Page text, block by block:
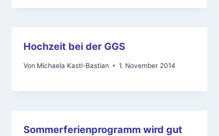
Hochzeit bei der GGS
Von Michaela Kastl-Bastian 1. November 2014
Sommerferienprogramm wird gut